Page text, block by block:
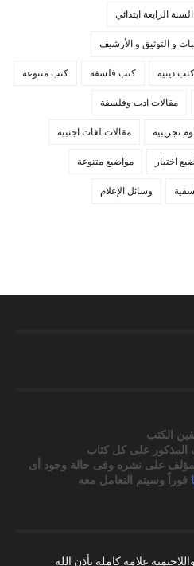
الرابعة ابتدائي
و التوثيق و الأرشيف
كتب دينية كتب فلسفة كتب متنوعة
مقالات ادب وفلسفة
تجريبية مقالات لغات اجنبية
اختبار مواضيع متنوعة
وسائل الإعلام
الكتب
المذكور على كل كتاب
على نشره وفى حالة وجود أى
فوراً وسيتم التعامل معه
علامة كاملة بأذن الله